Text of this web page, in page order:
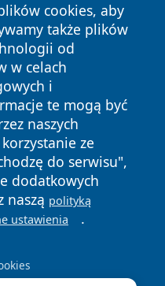
cookies, aby
także plików
od
w celach
i
te mogą być
naszych
ze
do serwisu",
dodatkowych
naszą polityką
ustawienia .
Wszystkie prawa
Polityka
Cookies